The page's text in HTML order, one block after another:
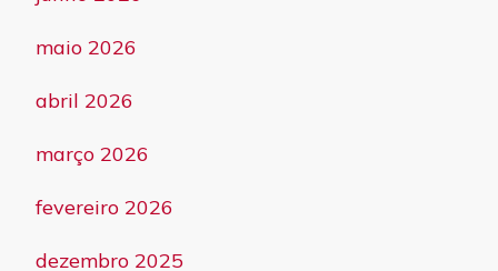
maio 2026
abril 2026
março 2026
fevereiro 2026
dezembro 2025